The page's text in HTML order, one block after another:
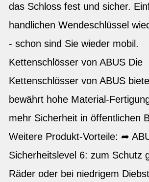
das Schloss fest und sicher.
handlichen Wendeschlüssel
- schon sind Sie wieder mobil.
Kettenschlösser von ABUS Die
Kettenschlösser von ABUS
bewährt hohe Material-
mehr Sicherheit in öffentlichen
Weitere Produkt-Vorteile: ➦
Sicherheitslevel 6: zum Schutz
Räder oder bei niedrigem